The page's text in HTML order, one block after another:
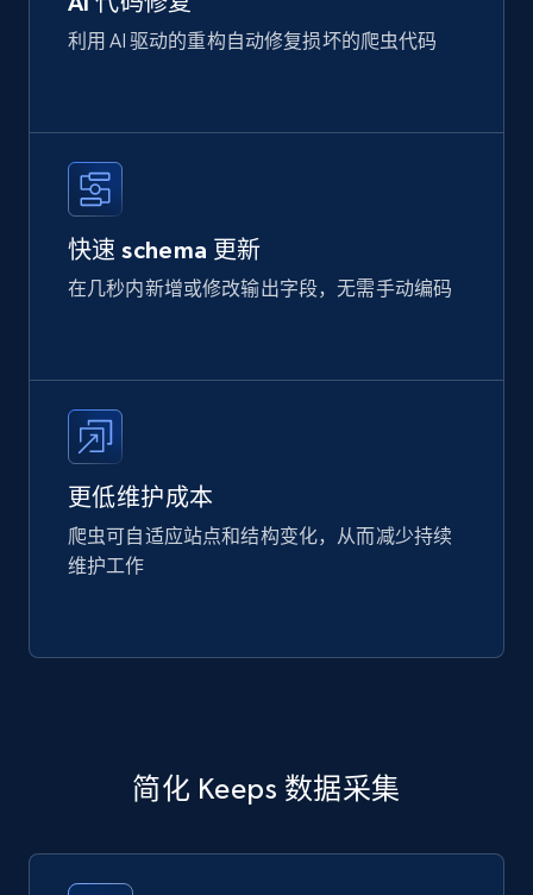
利用 AI 驱动的重构自动修复损坏的爬虫代码
快速 schema 更新
在几秒内新增或修改输出字段，无需手动编码
更低维护成本
爬虫可自适应站点和结构变化，从而减少持续
维护工作
简化 Keeps 数据采集